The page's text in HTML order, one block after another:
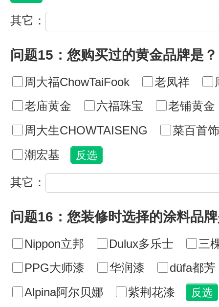
其它：
问题15：您购买过的黄金品牌是？
周大福ChowTaiFook 老凤祥
老庙黄金
六福珠宝
老铺黄金
周大生CHOWTAISENG
菜百首饰
潮宏基
其它：
问题16：您装修时选择的涂料品
Nippon立邦 Dulux多乐士
三
PPG大师漆
华润漆
düfa都芳
Alpina阿尔贝娜
紫荆花漆